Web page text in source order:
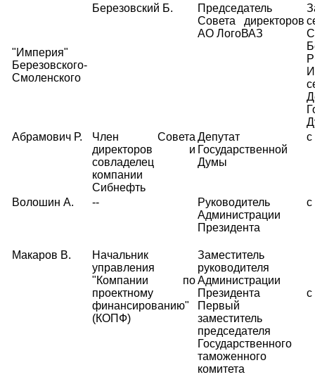
"Империя"
Березовского-
Смоленского
Березовский Б.
Председатель
Совета директоров
АО ЛогоВАЗ
Абрамович Р.
Член Совета
директоров и
совладелец
компании
Сибнефть
Депутат
Государственной
Думы
с
Волошин А. --
Руководитель
Администрации
Президента
с
Макаров В.
Начальник
управления
"Компании по
проектному
финансированию"
(КОПФ)
Заместитель
руководителя
Администрации
Президента
Первый
заместитель
председателя
Государственного
таможенного
комитета
с